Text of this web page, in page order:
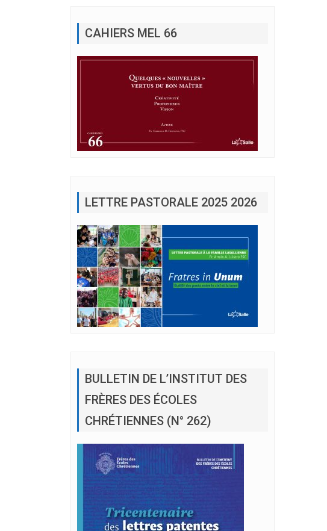
BULLETIN DE L’INSTITUT DES
FRÈRES DES ÉCOLES